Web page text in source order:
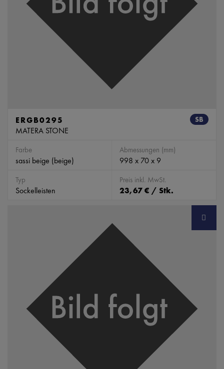
SB
ERGB0295
MATERA STONE
Farbe
sassi beige (beige)
Abmessungen (mm)
998 x 70 x 9
Typ
Sockelleisten
Preis inkl. MwSt.
23,67 € / Stk.